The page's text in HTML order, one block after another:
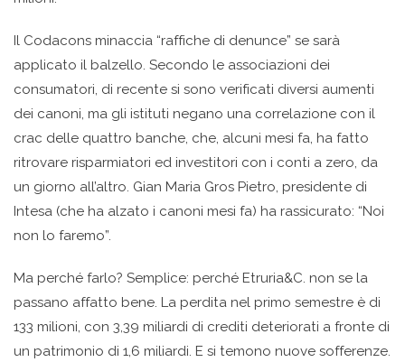
Il Codacons minaccia “raffiche di denunce” se sarà
applicato il balzello. Secondo le associazioni dei
consumatori, di recente si sono verificati diversi aumenti
dei canoni, ma gli istituti negano una correlazione con il
crac delle quattro banche, che, alcuni mesi fa, ha fatto
ritrovare risparmiatori ed investitori con i conti a zero, da
un giorno all’altro. Gian Maria Gros Pietro, presidente di
Intesa (che ha alzato i canoni mesi fa) ha rassicurato: “Noi
non lo faremo”.
Ma perché farlo? Semplice: perché Etruria&C. non se la
passano affatto bene. La perdita nel primo semestre è di
133 milioni, con 3,39 miliardi di crediti deteriorati a fronte di
un patrimonio di 1,6 miliardi. E si temono nuove sofferenze.